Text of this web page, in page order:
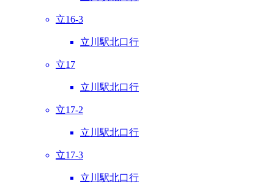
立16-3
立川駅北口行
立17
立川駅北口行
立17-2
立川駅北口行
立17-3
立川駅北口行